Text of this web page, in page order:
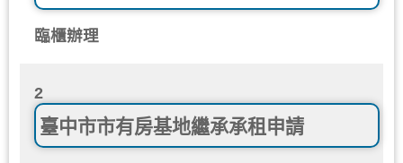
臨櫃辦理
2
臺中市市有房基地繼承承租申請